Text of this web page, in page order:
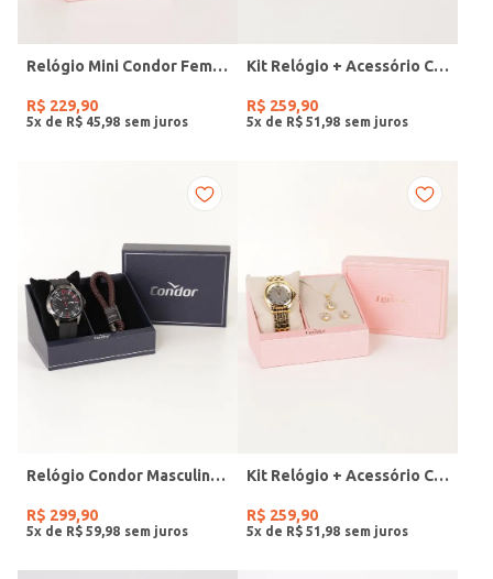
Relógio Mini Condor Feminino DOURADO
R$ 229,90
5x de R$ 45 98
Kit Relógio + Acessório Condor Feminino DOURADO
R$ 259,90
5x de R$ 51 98
Relógio Condor Masculino PRETO
R$ 299,90
5x de R$ 59 98
Kit Relógio + Acessório Condor Feminino DOURADO
R$ 259,90
5x de R$ 51 98